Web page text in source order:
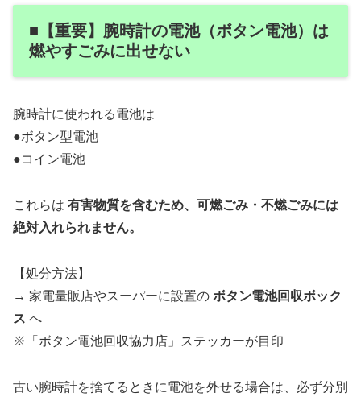
■【重要】腕時計の電池（ボタン電池）は
燃やすごみに出せない
腕時計に使われる電池は
●ボタン型電池
●コイン電池
これらは 有害物質を含むため、可燃ごみ・不燃ごみには
絶対入れられません。
【処分方法】
→ 家電量販店やスーパーに設置の ボタン電池回収ボック
ス へ
※「ボタン電池回収協力店」ステッカーが目印
古い腕時計を捨てるときに電池を外せる場合は、必ず分別